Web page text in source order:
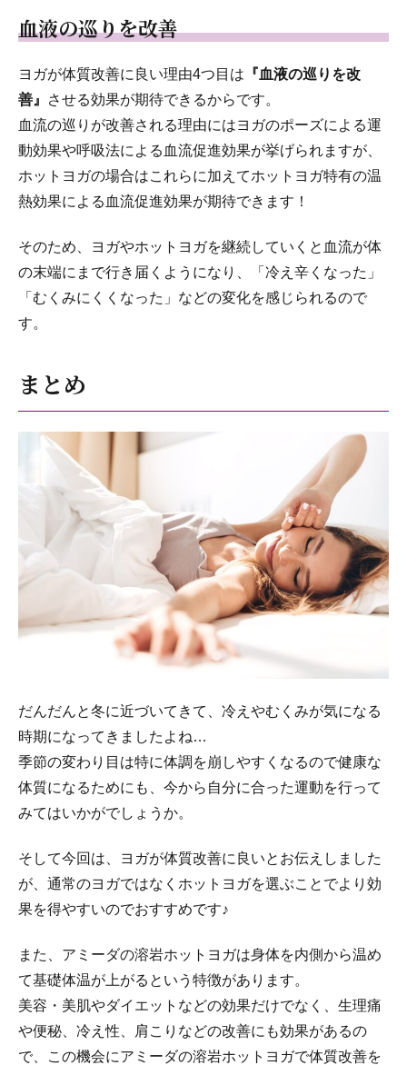
血液の巡りを改善
ヨガが体質改善に良い理由4つ目は 『血液の巡りを改
善』
させる効果が期待できるからです。
血流の巡りが改善される理由にはヨガのポーズによる運
動効果や呼吸法による血流促進効果が挙げられますが、
ホットヨガの場合はこれらに加えてホットヨガ特有の温
熱効果による血流促進効果が期待できます！
そのため、ヨガやホットヨガを継続していくと血流が体
の末端にまで行き届くようになり、「冷え辛くなった」
「むくみにくくなった」などの変化を感じられるので
す。
まとめ
だんだんと冬に近づいてきて、冷えやむくみが気になる
時期になってきましたよね…
季節の変わり目は特に体調を崩しやすくなるので健康な
体質になるためにも、今から自分に合った運動を行って
みてはいかがでしょうか。
そして今回は、ヨガが体質改善に良いとお伝えしました
が、通常のヨガではなくホットヨガを選ぶことでより効
果を得やすいのでおすすめです♪
また、アミーダの溶岩ホットヨガは身体を内側から温め
て基礎体温が上がるという特徴があります。
美容・美肌やダイエットなどの効果だけでなく、生理痛
や便秘、冷え性、肩こりなどの改善にも効果があるの
で、この機会にアミーダの溶岩ホットヨガで体質改善を